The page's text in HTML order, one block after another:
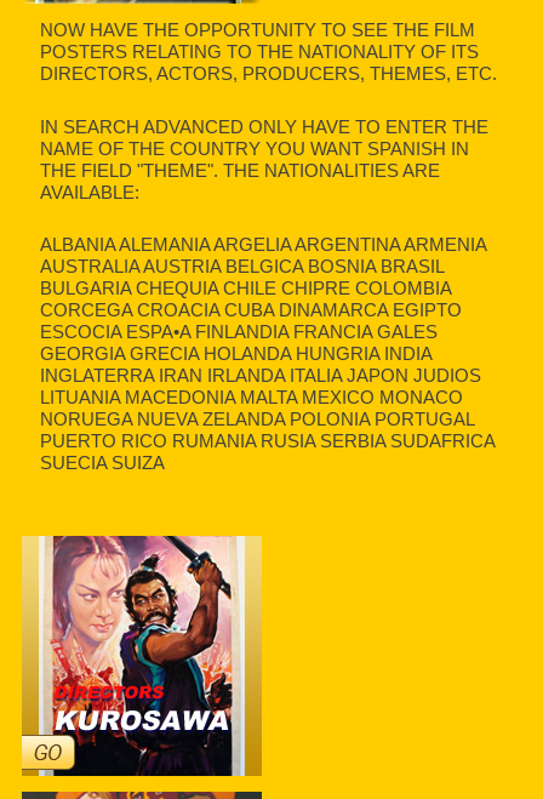
NOW HAVE THE OPPORTUNITY TO SEE THE FILM
POSTERS RELATING TO THE NATIONALITY OF ITS
DIRECTORS, ACTORS, PRODUCERS, THEMES, ETC.
IN SEARCH ADVANCED ONLY HAVE TO ENTER THE
NAME OF THE COUNTRY YOU WANT SPANISH IN
THE FIELD "THEME". THE NATIONALITIES ARE
AVAILABLE:
ALBANIA ALEMANIA ARGELIA ARGENTINA ARMENIA
AUSTRALIA AUSTRIA BELGICA BOSNIA BRASIL
BULGARIA CHEQUIA CHILE CHIPRE COLOMBIA
CORCEGA CROACIA CUBA DINAMARCA EGIPTO
ESCOCIA ESPA•A FINLANDIA FRANCIA GALES
GEORGIA GRECIA HOLANDA HUNGRIA INDIA
INGLATERRA IRAN IRLANDA ITALIA JAPON JUDIOS
LITUANIA MACEDONIA MALTA MEXICO MONACO
NORUEGA NUEVA ZELANDA POLONIA PORTUGAL
PUERTO RICO RUMANIA RUSIA SERBIA SUDAFRICA
SUECIA SUIZA